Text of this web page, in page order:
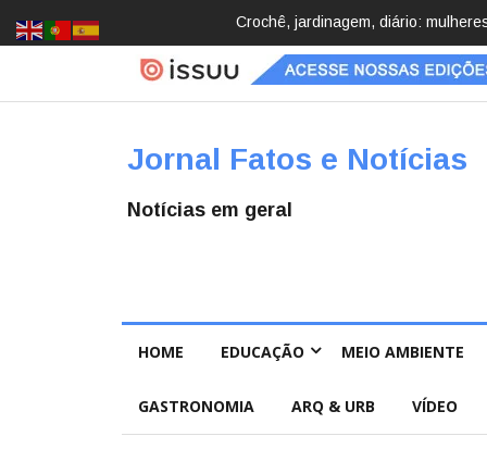
hobbies para desacelerar Brasil registra 84,2 mil
Pública
Jornal Fatos e Notícias
Notícias em geral
HOME EDUCAÇÃO MEIO AMBIENTE
GASTRONOMIA ARQ & URB VÍDEO